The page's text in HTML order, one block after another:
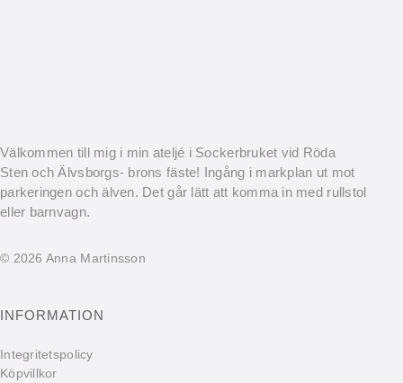
Välkommen till mig i min ateljé i Sockerbruket vid Röda
Sten och Älvsborgs- brons fäste! Ingång i markplan ut mot
parkeringen och älven. Det går lätt att komma in med rullstol
eller barnvagn.
© 2026 Anna Martinsson
INFORMATION
Integritetspolicy
Köpvillkor